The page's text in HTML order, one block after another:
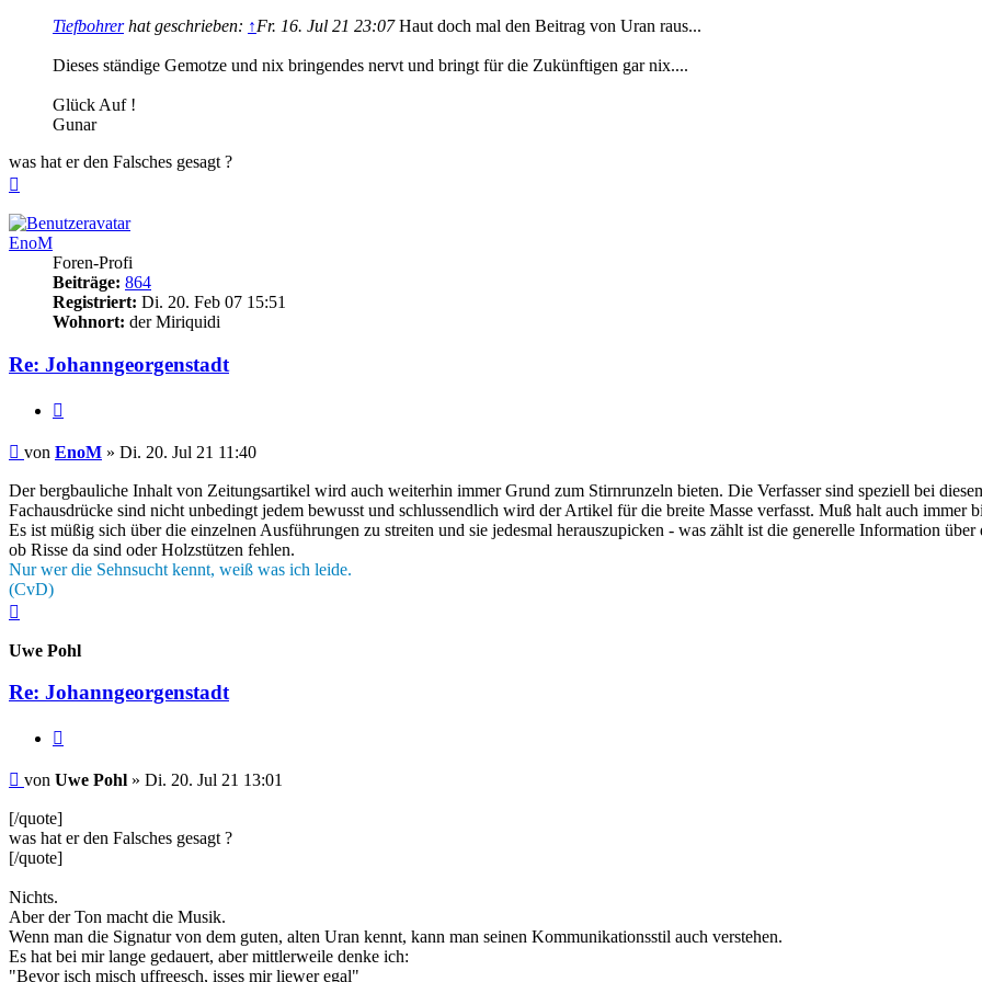
Tiefbohrerhat geschrieben: ↑Fr. 16. Jul 21 23:07Haut doch mal den Beitrag von Uran raus...
Dieses ständige Gemotze und nix bringendes nervt und bringt für die Zukünftigen gar nix....
Glück Auf !
Gunar
was hat er den Falsches gesagt ?
EnoM
Foren-Profi
Beiträge: 864
Registriert: Di. 20. Feb 07 15:51
Wohnort: der Miriquidi
Re: Johanngeorgenstadt
Beitrag
von EnoM » Di. 20. Jul 21 11:40
Der bergbauliche Inhalt von Zeitungsartikel wird auch weiterhin immer Grund zum Stirnrunzeln bieten. Die Verfasser sind speziell bei
Fachausdrücke sind nicht unbedingt jedem bewusst und schlussendlich wird der Artikel für die breite Masse verfasst. Muß halt auch immer
Es ist müßig sich über die einzelnen Ausführungen zu streiten und sie jedesmal herauszupicken - was zählt ist die generelle Information
ob Risse da sind oder Holzstützen fehlen.
Nur wer die Sehnsucht kennt, weiß was ich leide.
(CvD)
Uwe Pohl
Re: Johanngeorgenstadt
Beitrag
von Uwe Pohl » Di. 20. Jul 21 13:01
[/quote]
was hat er den Falsches gesagt ?
[/quote]
Nichts.
Aber der Ton macht die Musik.
Wenn man die Signatur von dem guten, alten Uran kennt, kann man seinen Kommunikationsstil auch verstehen.
Es hat bei mir lange gedauert, aber mittlerweile denke ich:
"Bevor isch misch uffreesch, isses mir liewer egal"